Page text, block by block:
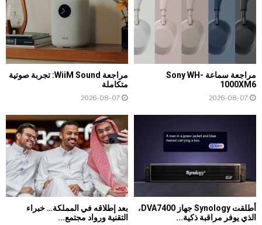
مراجعة سماعة Sony WH-
1000XM6
2026-08-07
مراجعة WiiM Sound: تجربة صوتية
متكاملة
2026-08-07
أطلقت Synology جهاز DVA7400،
الذي يوفر مراقبة ذكية...
بعد إطلاقه في المملكة… خبراء
التقنية ورواد مجتمع...